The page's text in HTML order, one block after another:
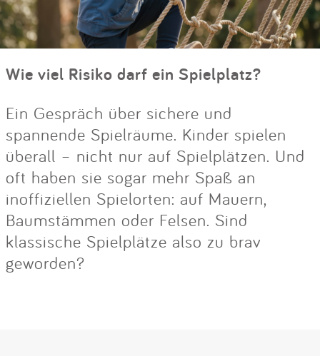
Wie viel Risiko darf ein Spielplatz?
Ein Gespräch über sichere und
spannende Spielräume. Kinder spielen
überall – nicht nur auf Spielplätzen. Und
oft haben sie sogar mehr Spaß an
inoffiziellen Spielorten: auf Mauern,
Baumstämmen oder Felsen. Sind
klassische Spielplätze also zu brav
geworden?